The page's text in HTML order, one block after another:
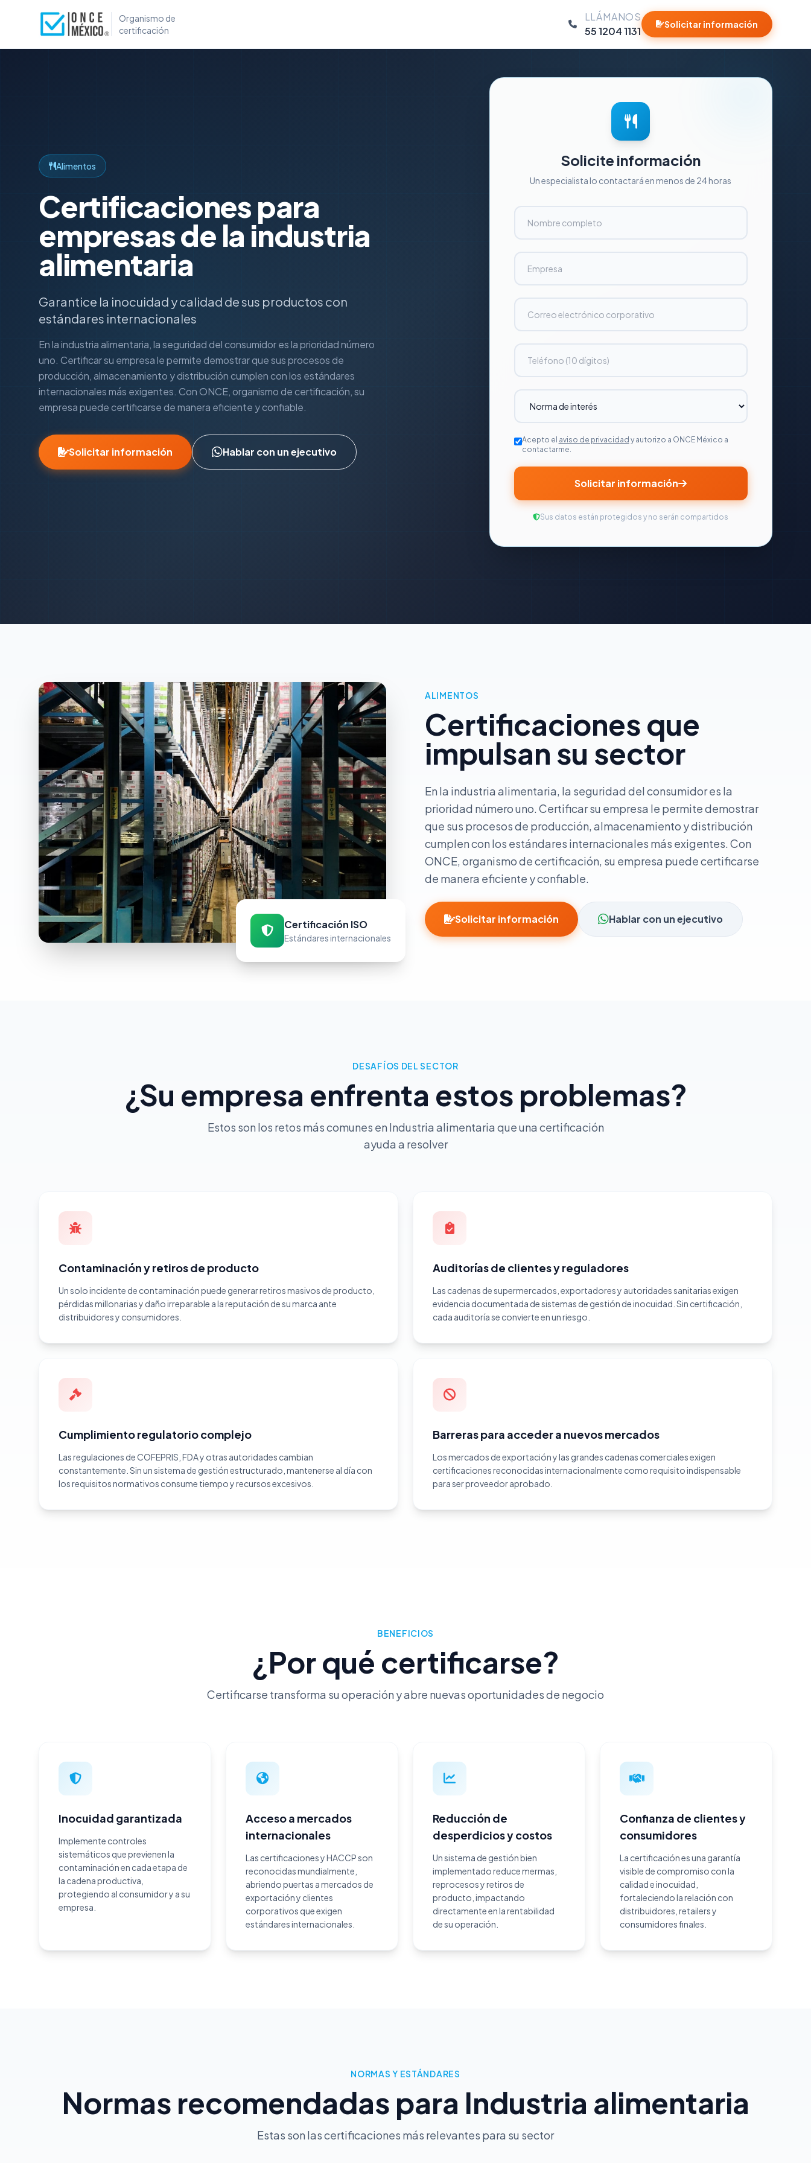
Organismo de
certificación
LLÁMANOS
55 1204 1131
Solicitar información
Alimentos
Certificaciones para
empresas de la industria
alimentaria
Garantice la inocuidad y calidad de sus productos con
estándares internacionales
En la industria alimentaria, la seguridad del consumidor es la prioridad número
uno. Certificar su empresa le permite demostrar que sus procesos de
producción, almacenamiento y distribución cumplen con los estándares
internacionales más exigentes. Con ONCE, organismo de certificación, su
empresa puede certificarse de manera eficiente y confiable.
Solicitar información Hablar con un ejecutivo
Solicite información
Un especialista lo contactará en menos de 24 horas
Acepto el aviso de privacidad y autorizo a ONCE México a
contactarme.
Solicitar información
Sus datos están protegidos y no serán compartidos
Certificación ISO
Estándares internacionales
ALIMENTOS
Certificaciones que
impulsan su sector
En la industria alimentaria, la seguridad del consumidor es la
prioridad número uno. Certificar su empresa le permite demostrar
que sus procesos de producción, almacenamiento y distribución
cumplen con los estándares internacionales más exigentes. Con
ONCE, organismo de certificación, su empresa puede certificarse
de manera eficiente y confiable.
Solicitar información Hablar con un ejecutivo
DESAFÍOS DEL SECTOR
¿Su empresa enfrenta estos problemas?
Estos son los retos más comunes en Industria alimentaria que una certificación
ayuda a resolver
Contaminación y retiros de producto
Un solo incidente de contaminación puede generar retiros masivos de producto,
pérdidas millonarias y daño irreparable a la reputación de su marca ante
distribuidores y consumidores.
Auditorías de clientes y reguladores
Las cadenas de supermercados, exportadores y autoridades sanitarias exigen
evidencia documentada de sistemas de gestión de inocuidad. Sin certificación,
cada auditoría se convierte en un riesgo.
Cumplimiento regulatorio complejo
Las regulaciones de COFEPRIS, FDA y otras autoridades cambian
constantemente. Sin un sistema de gestión estructurado, mantenerse al día con
los requisitos normativos consume tiempo y recursos excesivos.
Barreras para acceder a nuevos mercados
Los mercados de exportación y las grandes cadenas comerciales exigen
certificaciones reconocidas internacionalmente como requisito indispensable
para ser proveedor aprobado.
BENEFICIOS
¿Por qué certificarse?
Certificarse transforma su operación y abre nuevas oportunidades de negocio
Inocuidad garantizada
Implemente controles
sistemáticos que previenen la
contaminación en cada etapa de
la cadena productiva,
protegiendo al consumidor y a su
empresa.
Acceso a mercados
internacionales
Las certificaciones y HACCP son
reconocidas mundialmente,
abriendo puertas a mercados de
exportación y clientes
corporativos que exigen
estándares internacionales.
Reducción de
desperdicios y costos
Un sistema de gestión bien
implementado reduce mermas,
reprocesos y retiros de
producto, impactando
directamente en la rentabilidad
de su operación.
Confianza de clientes y
consumidores
La certificación es una garantía
visible de compromiso con la
calidad e inocuidad,
fortaleciendo la relación con
distribuidores, retailers y
consumidores finales.
NORMAS Y ESTÁNDARES
Normas recomendadas para Industria alimentaria
Estas son las certificaciones más relevantes para su sector